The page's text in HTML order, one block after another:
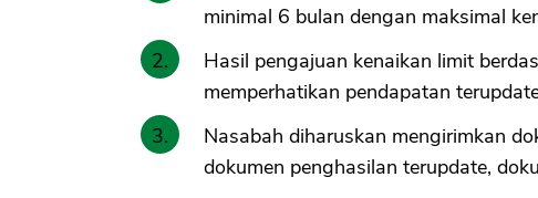
minimal 6 bulan dengan maksimal
Hasil pengajuan kenaikan limit
memperhatikan pendapatan
Nasabah diharuskan mengirimkan
dokumen penghasilan terupdate,